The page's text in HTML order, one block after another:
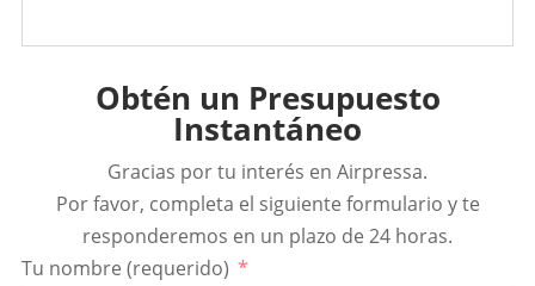
Obtén un Presupuesto
Instantáneo
Gracias por tu interés en Airpressa.
Por favor, completa el siguiente formulario y te
responderemos en un plazo de 24 horas.
Tu nombre (requerido)